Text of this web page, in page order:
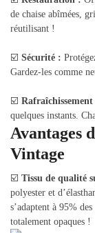
de chaise abîmées,
réutilisant !
☑️ Sécurité :
Gardez-les comme
☑️ Rafraîchissement
quelques instants.
Avantages
Vintage
☑️ Tissu de qualité
polyester et
s’adaptent à 95%
totalement opaques !